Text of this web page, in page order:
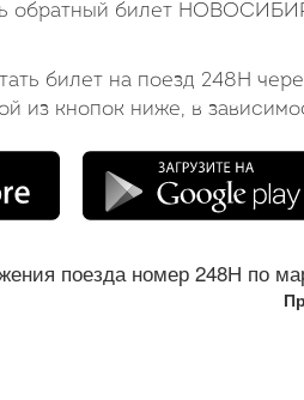
обратный билет
билет на поезд 248Н
из кнопок ниже, в
поезда номер 248Н по